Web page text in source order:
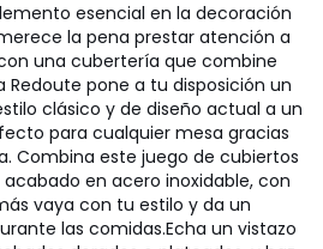
esencial en la decoración
la pena prestar atención a
una cubertería que combine
pone a tu disposición un
clásico y de diseño actual a un
para cualquier mesa gracias
Combina este juego de cubiertos
en acero inoxidable, con
vaya con tu estilo y da un
las comidas.Echa un vistazo